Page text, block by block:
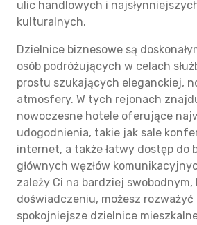
ulic handlowych i
kulturalnych.
Dzielnice biznesowe są
osób podróżujących w celach
prostu szukających eleganckiej,
atmosfery. W tych rejonach
nowoczesne hotele oferujące
udogodnienia, takie jak sale
internet, a także łatwy dostęp do
głównych węzłów
zależy Ci na bardziej swobodnym,
doświadczeniu, możesz rozważyć
spokojniejsze dzielnice